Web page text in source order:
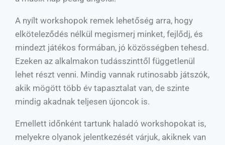
A nyílt workshopok remek lehetőség arra, hogy
elköteleződés nélkül megismerj minket, fejlődj, és
mindezt játékos formában, jó közösségben tehesd.
Ezeken az alkalmakon tudásszinttől függetlenül
lehet részt venni. Mindig vannak rutinosabb játszók,
akik mögött több év tapasztalat van, de szinte
mindig akadnak teljesen újoncok is.
Emellett időnként tartunk haladó workshopokat is,
melyekre olyanok jelentkezését várjuk, akiknek van